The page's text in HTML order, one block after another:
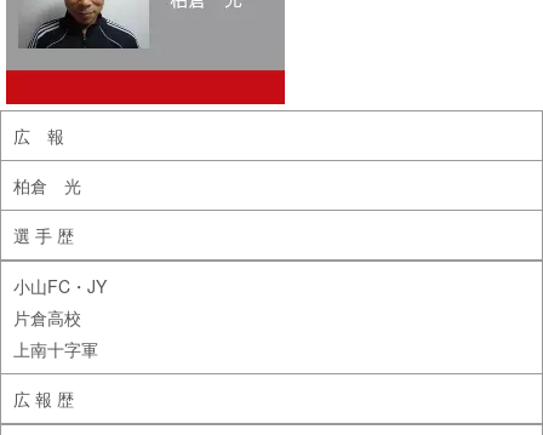
広 報
柏倉 光
選 手 歴
小山FC・JY
片倉高校
上南十字軍
広 報 歴